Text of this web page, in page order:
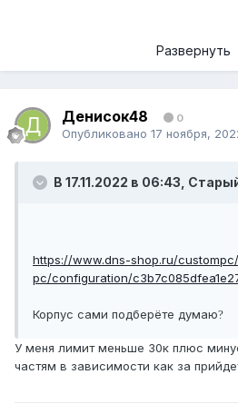
Развернуть
Денисок48 0
Опубликовано 17 ноября,
В 17.11.2022 в 06:43,
https://www.dns-shop.ru/
pc/configuration/
Корпус сами подберёте думаю?
У меня лимит меньше 30к плюс
частям в зависимости как за